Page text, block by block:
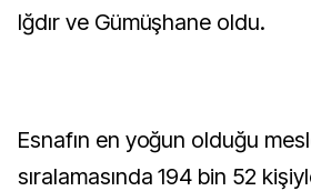
Iğdır ve Gümüşhane oldu.
Esnafın en yoğun olduğu
sıralamasında 194 bin 52